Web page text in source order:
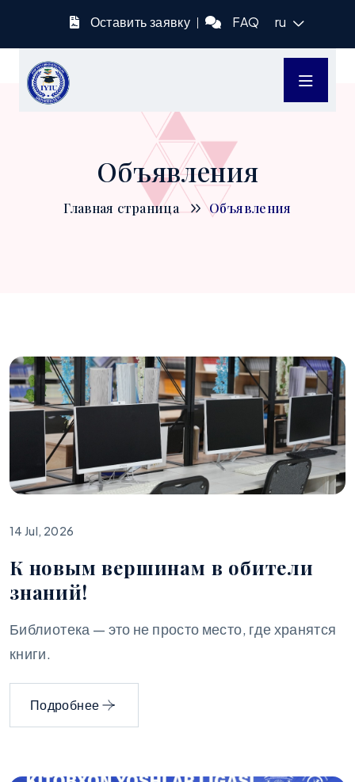
Оставить заявку FAQ ru
Объявления
Главная страница Объявления
14 Jul, 2026
К новым вершинам в обители
знаний!
Библиотека — это не просто место, где хранятся
книги.
Подробнее